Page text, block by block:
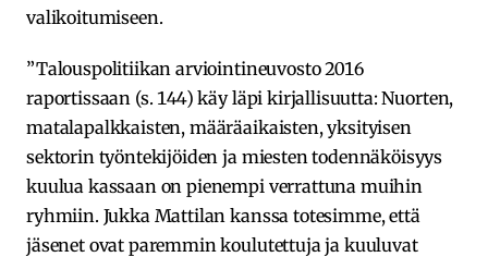
valikoitumiseen.
”Talouspolitiikan arviointineuvosto 2016
raportissaan (s. 144) käy läpi kirjallisuutta: Nuorten,
matalapalkkaisten, määräaikaisten, yksityisen
sektorin työntekijöiden ja miesten todennäköisyys
kuulua kassaan on pienempi verrattuna muihin
ryhmiin. Jukka Mattilan kanssa totesimme, että
jäsenet ovat paremmin koulutettuja ja kuuluvat